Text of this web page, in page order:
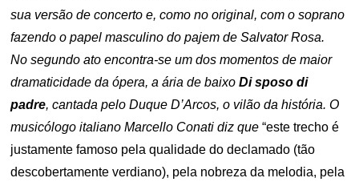
sua versão de concerto e, como no original, com o soprano
fazendo o papel masculino do pajem de Salvator Rosa.
No segundo ato encontra-se um dos momentos de maior
dramaticidade da ópera, a ária de baixoDi sposo di
padre, cantada pelo Duque D’Arcos, o vilão da história. O
musicólogo italiano Marcello Conati diz que“este trecho é
justamente famoso pela qualidade do declamado (tão
descobertamente verdiano), pela nobreza da melodia, pela